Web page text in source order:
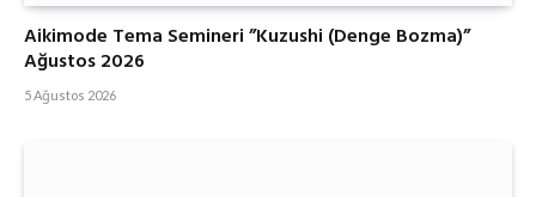
Aikimode Tema Semineri ”Kuzushi (Denge Bozma)”
Ağustos 2026
5 Ağustos 2026